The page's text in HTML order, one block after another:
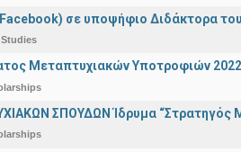
σε υποψήφιο Διδάκτορα
Μεταπτυχιακών Υποτροφιών
ΣΠΟΥΔΩΝ Ίδρυμα “Στρατηγός